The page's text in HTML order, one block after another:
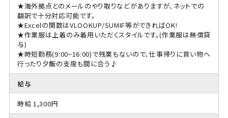
★海外拠点とのメールのやり取りなどがありますが、ネットでの
翻訳で十分対応可能です。
★Excelの関数はVLOOKUP/SUMIF等ができればOK!
★作業服は上着のみ着用いただくスタイルです。(作業服は無償貸
与)
★時短勤務(9:00~16:00)で残業もないので、仕事帰りに買い物へ
行ったり夕飯の支度も間に合う♪
給与
時給 1,300円